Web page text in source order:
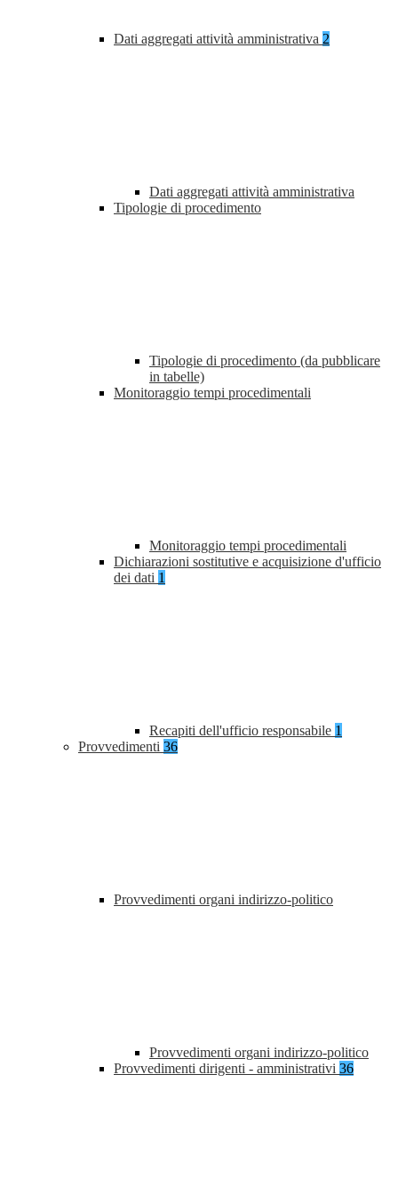
Dati aggregati attività amministrativa 2
Dati aggregati attività amministrativa
Tipologie di procedimento
Tipologie di procedimento (da pubblicare
in tabelle)
Monitoraggio tempi procedimentali
Monitoraggio tempi procedimentali
Dichiarazioni sostitutive e acquisizione d'ufficio
dei dati 1
Recapiti dell'ufficio responsabile 1
Provvedimenti 36
Provvedimenti organi indirizzo-politico
Provvedimenti organi indirizzo-politico
Provvedimenti dirigenti - amministrativi 36